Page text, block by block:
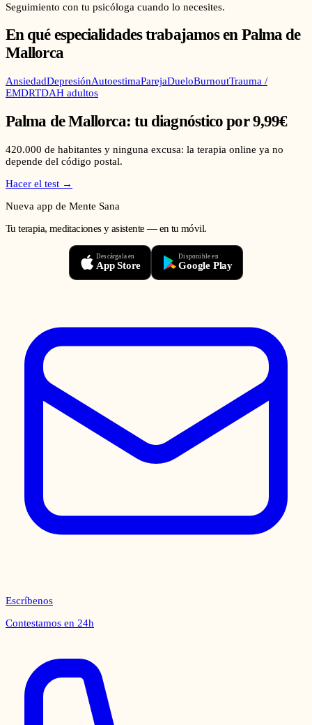
Seguimiento con tu psicóloga cuando lo necesites.
En qué especialidades trabajamos en Palma de
Mallorca
AnsiedadDepresiónAutoestimaParejaDueloBurnoutTrauma /
EMDRTDAH adultos
Palma de Mallorca: tu diagnóstico por 9,99€
420.000 de habitantes y ninguna excusa: la terapia online ya no
depende del código postal.
Hacer el test →
Nueva app de Mente Sana
Tu terapia, meditaciones y asistente — en tu móvil.
Descárgala en
App Store
Disponible en
Google Play
Escríbenos
Contestamos en 24h